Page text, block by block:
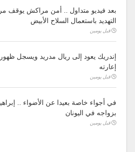
بعد فيديو متداول .. أمن مراكش يوقف
التهديد باستعمال السلاح الأبيض
قبل يومين
إندريك يعود إلى ريال مدريد ويسجل
إعارته
قبل يومين
في أجواء خاصة بعيدا عن الأضواء ..
بزواجه في اليونان
قبل يومين